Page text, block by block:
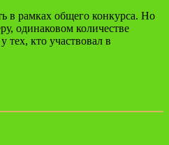
в рамках общего конкурса. Но
одинаковом количестве
тех, кто участвовал в